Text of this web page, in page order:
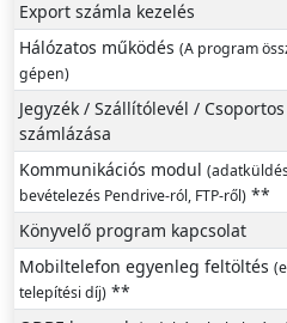
Export számla kezelés
Hálózatos működés (A program
gépen)
Jegyzék / Szállítólevél /
számlázása
Kommunikációs modul
bevételezés Pendrive-ról, FTP-ről) **
Könyvelő program kapcsolat
Mobiltelefon egyenleg feltöltés
telepítési díj) **